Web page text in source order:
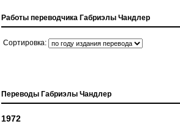
Работы переводчика Габриэлы Чандлер
Сортировка:
Переводы Габриэлы Чандлер
1972